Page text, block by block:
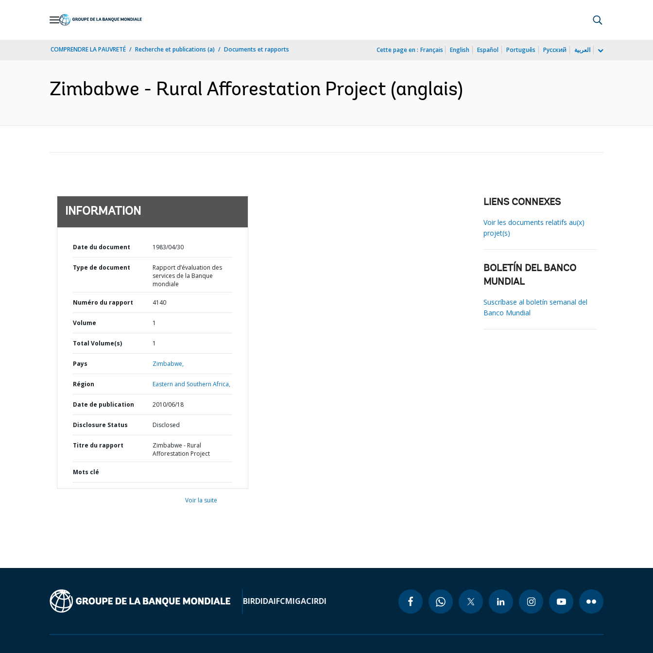
COMPRENDRE LA PAUVRETÉ Recherche et publications (a) Documents et rapports Cette page en : Français English Español Português Русский العربية
Zimbabwe - Rural Afforestation Project (anglais)
INFORMATION
Date du document 1983/04/30
Type de document
Rapport d’évaluation des
services de la Banque
mondiale
Numéro du rapport 4140
Volume 1
Total Volume(s) 1
Pays Zimbabwe,
Région Eastern and Southern Africa,
Date de publication 2010/06/18
Disclosure Status Disclosed
Titre du rapport
Zimbabwe - Rural
Afforestation Project
Mots clé
Voir la suite
LIENS CONNEXES
Voir les documents relatifs au(x)
projet(s)
BOLETÍN DEL BANCO
MUNDIAL
Suscríbase al boletín semanal del
Banco Mundial
BIRDIDAIFCMIGACIRDI